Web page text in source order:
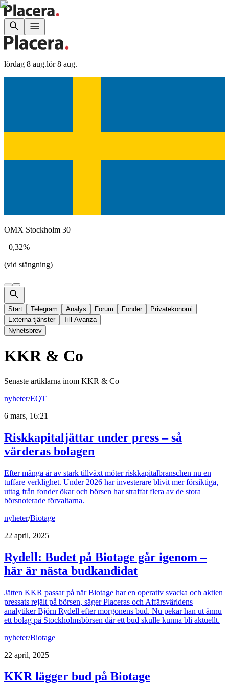
lördag 8 aug.lör 8 aug.
OMX Stockholm 30
−0,32%
(vid stängning)
Start Telegram Analys Forum Fonder
Privatekonomi
Externa tjänster
Till Avanza
Nyhetsbrev
KKR & Co
Senaste artiklarna inom KKR & Co
nyheter/EQT
6 mars, 16:21
Riskkapitaljättar under press – så
värderas bolagen
Efter många år av stark tillväxt möter riskkapitalbranschen nu en
tuffare verklighet. Under 2026 har investerare blivit mer försiktiga,
uttag från fonder ökar och börsen har straffat flera av de stora
börsnoterade förvaltarna.
nyheter/Biotage
22 april, 2025
Rydell: Budet på Biotage går igenom –
här är nästa budkandidat
Jätten KKR passar på när Biotage har en operativ svacka och aktien
pressats rejält på börsen, säger Placeras och Affärsvärldens
analytiker Björn Rydell efter morgonens bud. Nu pekar han ut ännu
ett bolag på Stockholmsbörsen där ett bud skulle kunna bli aktuellt.
nyheter/Biotage
22 april, 2025
KKR lägger bud på Biotage